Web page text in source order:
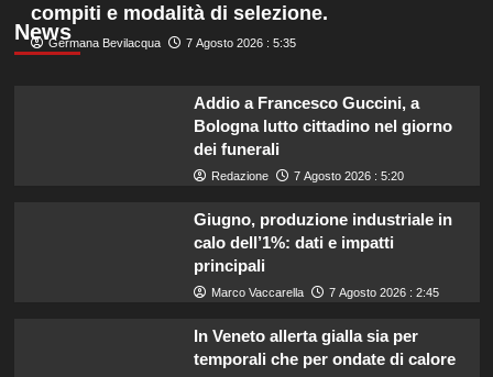
News
compiti e modalità di selezione.
Germana Bevilacqua 7 Agosto 2026 : 5:35
Addio a Francesco Guccini, a
Bologna lutto cittadino nel giorno
dei funerali
Redazione 7 Agosto 2026 : 5:20
Giugno, produzione industriale in
calo dell’1%: dati e impatti
principali
Marco Vaccarella 7 Agosto 2026 : 2:45
In Veneto allerta gialla sia per
temporali che per ondate di calore